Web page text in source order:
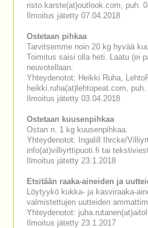
risto.karste(at)outlook.com, puh.
Ilmoitus jätetty 07.04.2018
Ostetaan pihkaa
Tarvitsemme noin 20 kg hyvää
Toimitus saisi olla heti. Laatu (ei
neuvotellaan.
Yhteydenotot: Heikki Ruha,
heikki.ruha(at)lehtopeat.com,
Ilmoitus jätetty 03.04.2018
Ostetaan kuusenpihkaa
Ostan n. 1 kg kuusenpihkaa.
Yhteydenotot: Ingalill Ihrcke/
info(at)villiyrttipuoti.fi tai
Ilmoitus jätetty 23.1.2018
Etsitään raaka-aineiden ja
Löytyykö kukka- ja kasviraaka-
valmistettujen uutteiden
Yhteydenotot:
Ilmoitus jätetty 23.1.2017